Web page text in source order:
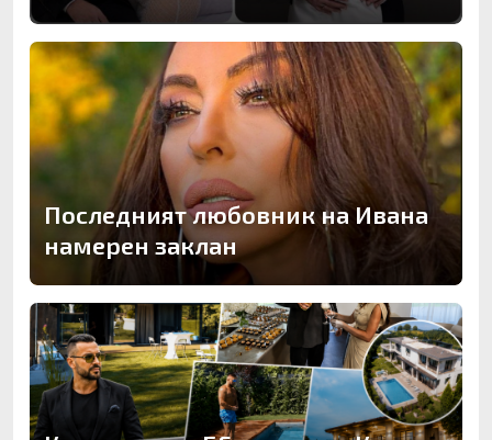
Последният любовник на Ивана
намерен заклан